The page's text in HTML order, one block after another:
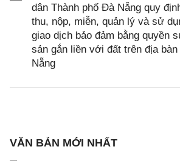
dân Thành phố Đà Nẵng quy
thu, nộp, miễn, quản lý và sử
giao dịch bảo đảm bằng quyền
sản gắn liền với đất trên địa
Nẵng
VĂN BẢN MỚI NHẤT